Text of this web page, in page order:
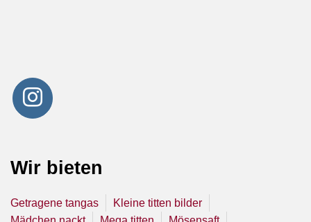
Wir bieten
Getragene tangas
Kleine titten bilder